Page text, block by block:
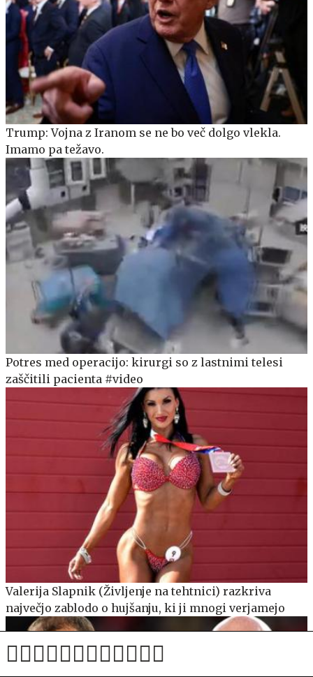
Trump: Vojna z Iranom se ne bo več dolgo vlekla.
Imamo pa težavo.
Potres med operacijo: kirurgi so z lastnimi telesi
zaščitili pacienta #video
Valerija Slapnik (Življenje na tehtnici) razkriva
največjo zablodo o hujšanju, ki ji mnogi verjamejo